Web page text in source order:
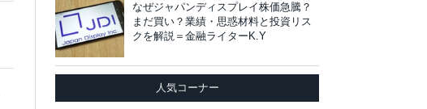
なぜジャパンディスプレイ株価急騰？
まだ買い？業績・思惑材料と投資リス
クを解説＝金融ライターK.Y
人気コーナー